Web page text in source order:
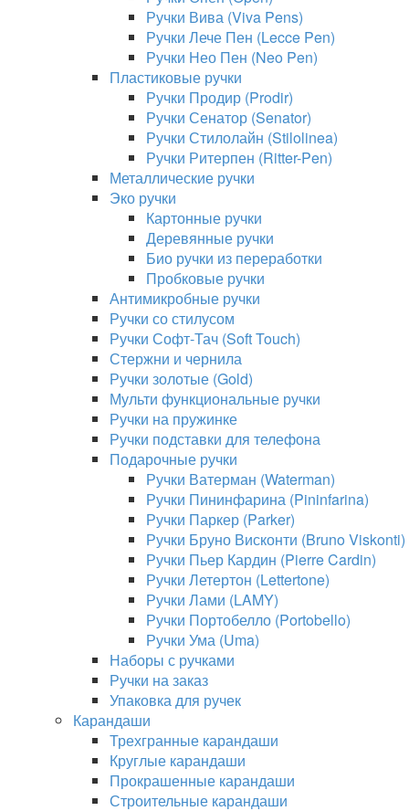
Ручки Вива (Viva Pens)
Ручки Лече Пен (Lecce Pen)
Ручки Нео Пен (Neo Pen)
Пластиковые ручки
Ручки Продир (Prodir)
Ручки Сенатор (Senator)
Ручки Стилолайн (Stilolinea)
Ручки Ритерпен (Ritter-Pen)
Металлические ручки
Эко ручки
Картонные ручки
Деревянные ручки
Био ручки из переработки
Пробковые ручки
Антимикробные ручки
Ручки со стилусом
Ручки Софт-Тач (Soft Touch)
Стержни и чернила
Ручки золотые (Gold)
Мульти функциональные ручки
Ручки на пружинке
Ручки подставки для телефона
Подарочные ручки
Ручки Ватерман (Waterman)
Ручки Пининфарина (Pininfarina)
Ручки Паркер (Parker)
Ручки Бруно Висконти (Bruno Viskonti)
Ручки Пьер Кардин (Pierre Cardin)
Ручки Летертон (Lettertone)
Ручки Лами (LAMY)
Ручки Портобелло (Portobello)
Ручки Ума (Uma)
Наборы с ручками
Ручки на заказ
Упаковка для ручек
Карандаши
Трехгранные карандаши
Круглые карандаши
Прокрашенные карандаши
Строительные карандаши